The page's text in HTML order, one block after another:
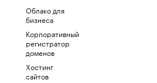
Облако для
бизнеса
Корпоративный
регистратор
доменов
Хостинг
сайтов